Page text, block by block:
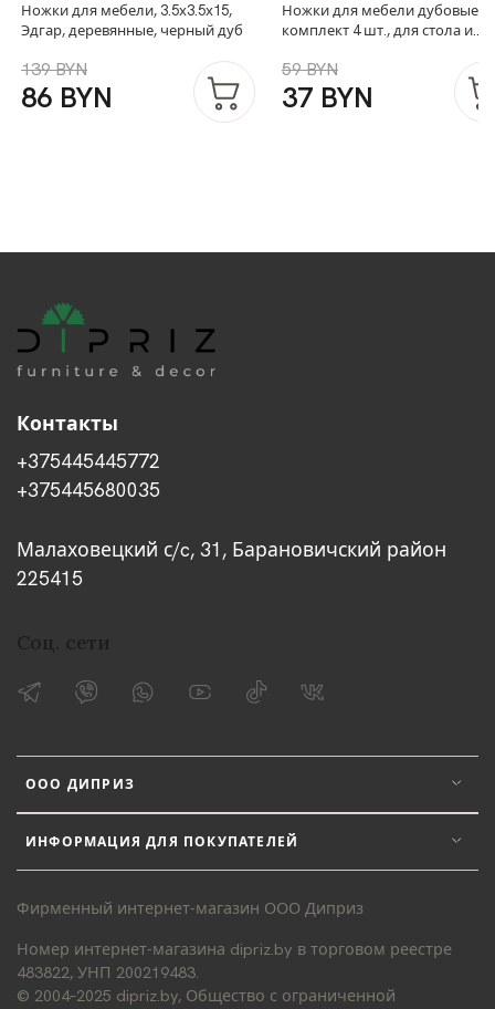
Ножки для мебели, 3.5х3.5х15,
Эдгар, деревянные, черный дуб
139 BYN
86 BYN
Ножки для мебели дубовые,
комплект 4 шт., для стола и
59 BYN
37 BYN
ООО ДИПРИЗ
ИНФОРМАЦИЯ ДЛЯ ПОКУПАТЕЛЕЙ
Контакты
+375445445772
+375445680035
Малаховецкий с/c, 31, Барановичский район
225415
Соц. сети
Фирменный интернет-магазин ООО Диприз
Номер интернет-магазина dipriz.by в торговом реестре
483822, УНП 200219483.
© 2004–2025 dipriz.by, Общество с ограниченной